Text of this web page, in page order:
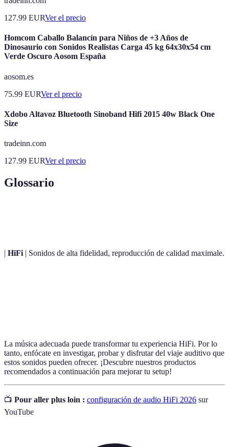
127.99 EURVer el precio
Homcom Caballo Balancín para Niños de +3 Años de
Dinosaurio con Sonidos Realistas Carga 45 kg 64x30x54 cm
Verde Oscuro Aosom España
aosom.es
75.99 EURVer el precio
Xdobo Altavoz Bluetooth Sinoband Hifi 2015 40w Black One
Size
tradeinn.com
127.99 EURVer el precio
Glossario
| HiFi | Sonidos de alta fidelidad, reproducción de calidad maximale.
La música adecuada puede transformar tu experiencia HiFi. Por lo
tanto, enfócate en investigar, probar y disfrutar del viaje auditivo que
estos sonidos pueden ofrecer. ¡Descubre nuestros productos
recomendados a continuación para mejorar tu setup!
📺 Pour aller plus loin : configuración de audio HiFi 2026 sur
YouTube